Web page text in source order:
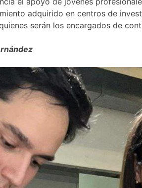
adquirido en centros de
serán los encargados de